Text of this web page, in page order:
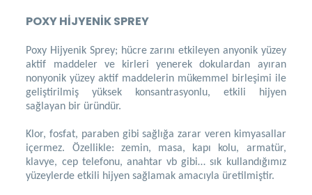
POXY HİJYENİK SPREY
Poxy Hijyenik Sprey; hücre zarını etkileyen anyonik yüzey
aktif maddeler ve kirleri yenerek dokulardan ayıran
nonyonik yüzey aktif maddelerin mükemmel birleşimi ile
geliştirilmiş yüksek konsantrasyonlu, etkili hijyen
sağlayan bir üründür.
Klor, fosfat, paraben gibi sağlığa zarar veren kimyasallar
içermez. Özellikle: zemin, masa, kapı kolu, armatür,
klavye, cep telefonu, anahtar vb gibi… sık kullandığımız
yüzeylerde etkili hijyen sağlamak amacıyla üretilmiştir.